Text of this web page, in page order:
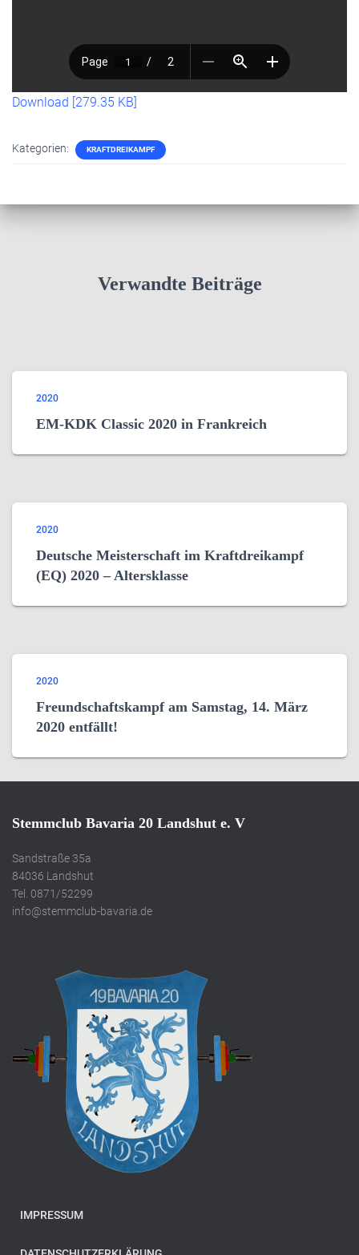
Download [279.35 KB]
Kategorien: KRAFTDREIKAMPF
Verwandte Beiträge
2020
EM-KDK Classic 2020 in Frankreich
2020
Deutsche Meisterschaft im Kraftdreikampf
(EQ) 2020 – Altersklasse
2020
Freundschaftskampf am Samstag, 14. März
2020 entfällt!
Stemmclub Bavaria 20 Landshut e. V
Sandstraße 35a
84036 Landshut
Tel. 0871/52299
info@stemmclub-bavaria.de
IMPRESSUM